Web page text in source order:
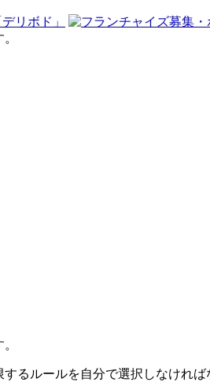
るルールを自分で選択しなけれ